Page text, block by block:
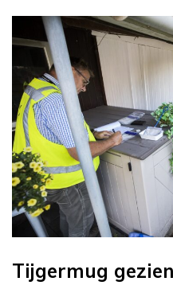
Tijgermug